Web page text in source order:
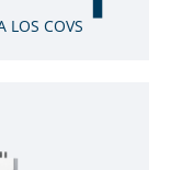
LOS COVS